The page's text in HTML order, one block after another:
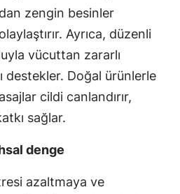
zengin besinler
Ayrıca, düzenli
vücuttan zararlı
destekler. Doğal ürünlerle
cildi canlandırır,
sağlar.
denge
azaltmaya ve